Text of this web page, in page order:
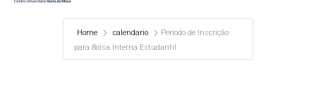
Home calendario
Período de Inscrição
para Bolsa Interna Estudantil